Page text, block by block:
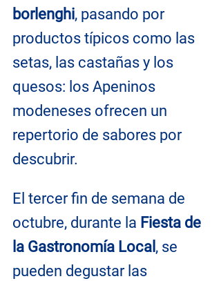
borlenghi, pasando por
productos típicos como las
setas, las castañas y los
quesos: los Apeninos
modeneses ofrecen un
repertorio de sabores por
descubrir.
El tercer fin de semana de
octubre, durante la Fiesta de
la Gastronomía Local , se
pueden degustar las